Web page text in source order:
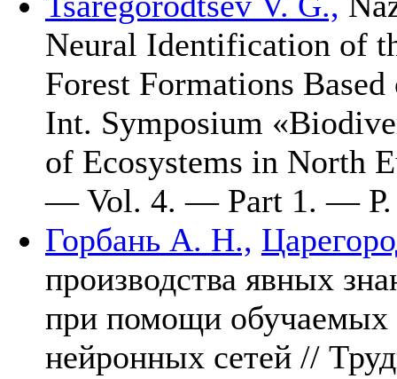
Neural Identification of
Forest Formations
Int. Symposium
of Ecosystems in
— Vol. 4. — Part 1. — Р.
Горбань А. Н.,
производства явных
при помощи обучаемых
нейронных сетей //